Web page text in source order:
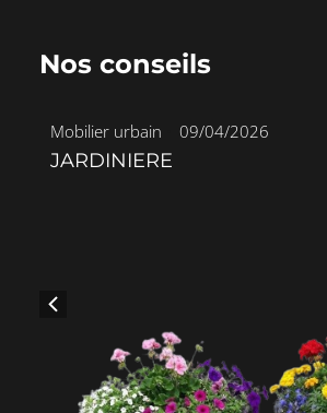
Nos conseils
Mobilier urbain 09/04/2026
JARDINIERE